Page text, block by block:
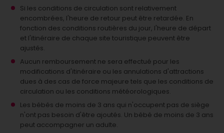
Si les conditions de circulation sont relativement
encombrées, l'heure de retour peut être retardée. En
fonction des conditions routières du jour, l'heure de départ
et l'itinéraire de chaque site touristique peuvent être
ajustés.
Aucun remboursement ne sera effectué pour les
modifications d'itinéraire ou les annulations d'attractions
dues à des cas de force majeure tels que les conditions de
circulation ou les conditions météorologiques.
Les bébés de moins de 3 ans qui n'occupent pas de siège
n'ont pas besoin d'être ajoutés. Un bébé de moins de 3 ans
peut accompagner un adulte.